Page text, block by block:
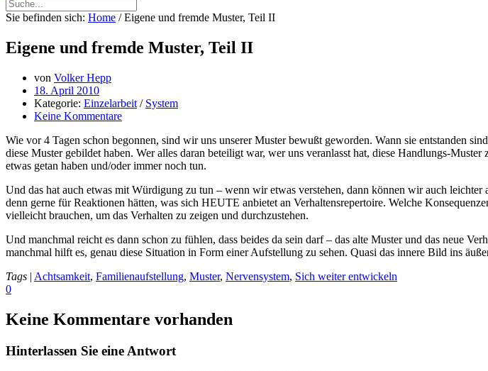
Sie befinden sich: Home / Eigene und fremde Muster, Teil II
Eigene und fremde Muster, Teil II
von Volker Hepp
18. April 2010
Kategorie: Einzelarbeit / System
Keine Kommentare
Wie vor 4 Tagen schon begonnen, sind wir uns unserer Muster bewußt geworden. Wann sie entstanden
diese Muster gebildet haben. Wer alles daran beteiligt war, wer uns veranlasst hat, diese Handlungs-
etwas getan haben und/oder immer noch tun.
Und das hat auch etwas mit Würdigung zu tun – wenn wir etwas verstehen, dann können wir auch
denn gerne für Reaktionen hätten, was sich HEUTE anbietet an Verhaltensrepertoire. Welche
vielleicht brauchen, um das Verhalten zu zeigen und durchzustehen.
Und manchmal reicht es dann schon zu fühlen, dass beides da sein darf – das alte Muster und das neue
manchmal hilft es, genau diese Situation in Form einer Aufstellung zu sehen. Quasi das innere Bild ins
Tags | Achtsamkeit, Familienaufstellung, Muster, Nervensystem, Sich weiter entwickeln
0
Keine Kommentare vorhanden
Hinterlassen Sie eine Antwort